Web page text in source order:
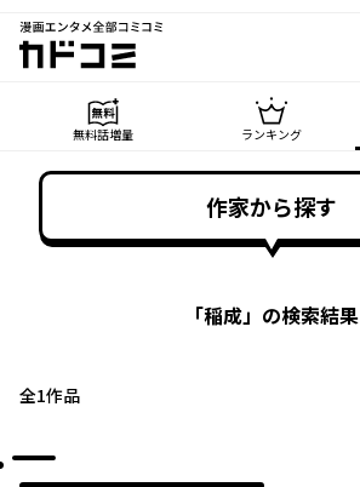
漫画エンタメ全部コミコミ
カドコミ
無料話増量 ランキング
作家から探す
「稲成」の検索結果
全1作品